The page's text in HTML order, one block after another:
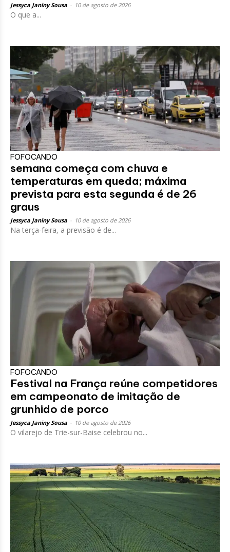
Jessyca Janiny Sousa 10 de agosto de 2026
O que a...
FOFOCANDO
semana começa com chuva e
temperaturas em queda; máxima
prevista para esta segunda é de 26
graus
Jessyca Janiny Sousa 10 de agosto de 2026
Na terça-feira, a previsão é de...
FOFOCANDO
Festival na França reúne competidores
em campeonato de imitação de
grunhido de porco
Jessyca Janiny Sousa 10 de agosto de 2026
O vilarejo de Trie-sur-Baise celebrou no...